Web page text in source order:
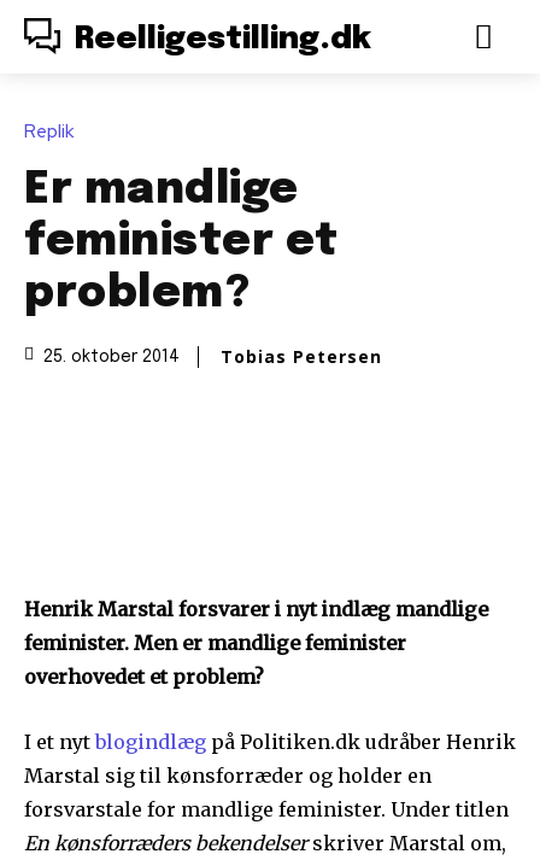
Reelligestilling.dk
Replik
Er mandlige
feminister et
problem?
25. oktober 2014 Tobias Petersen
Henrik Marstal forsvarer i nyt indlæg mandlige
feminister. Men er mandlige feminister
overhovedet et problem?
I et nytblogindlæg på Politiken.dk udråber Henrik
Marstal sig til kønsforræder og holder en
forsvarstale for mandlige feminister. Under titlen
En kønsforræders bekendelserskriver Marstal om,